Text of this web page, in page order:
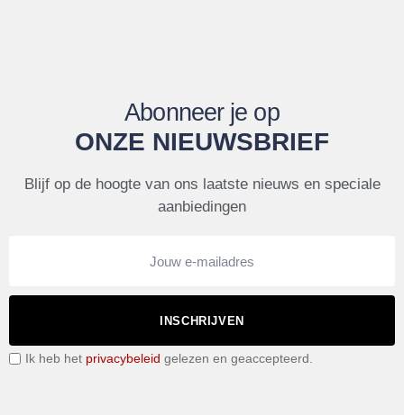
Abonneer je op
ONZE NIEUWSBRIEF
Blijf op de hoogte van ons laatste nieuws en speciale
aanbiedingen
INSCHRIJVEN
Ik heb het privacybeleid gelezen en geaccepteerd.